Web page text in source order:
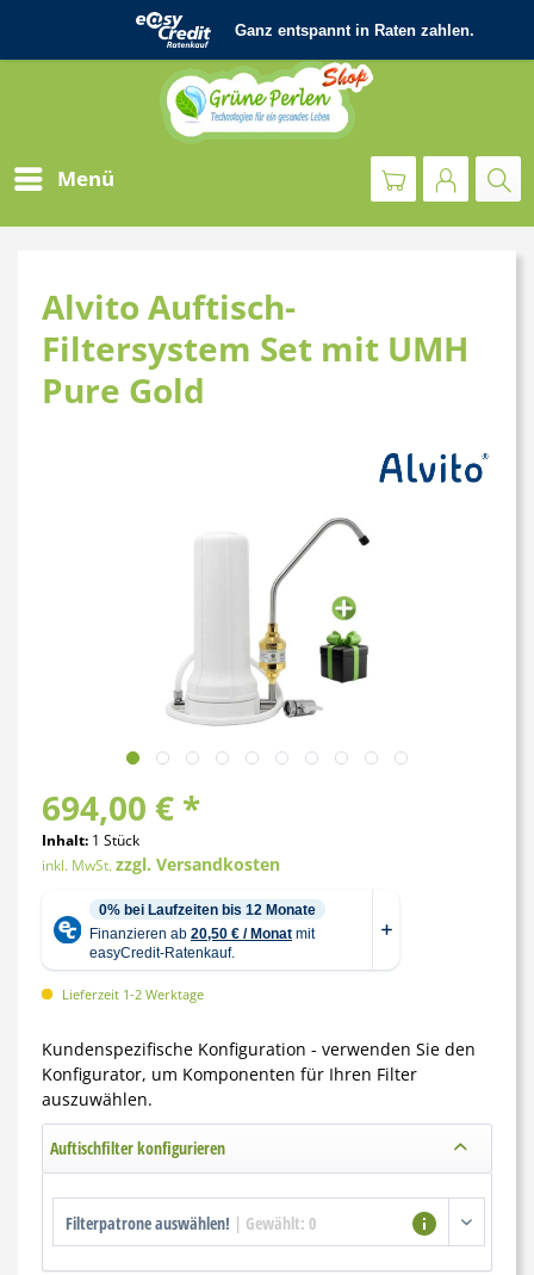
Menü
Alvito Auftisch-
Filtersystem Set mit UMH
Pure Gold
694,00 € *
Inhalt: 1 Stück
inkl. MwSt.zzgl. Versandkosten
Lieferzeit 1-2 Werktage
Kundenspezifische Konfiguration - verwenden Sie den
Konfigurator, um Komponenten für Ihren Filter
auszuwählen.
Auftischfilter konfigurieren
Filterpatrone auswählen! | Gewählt: 0